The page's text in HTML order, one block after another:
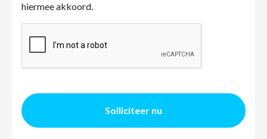
hiermee akkoord.
Solliciteer nu